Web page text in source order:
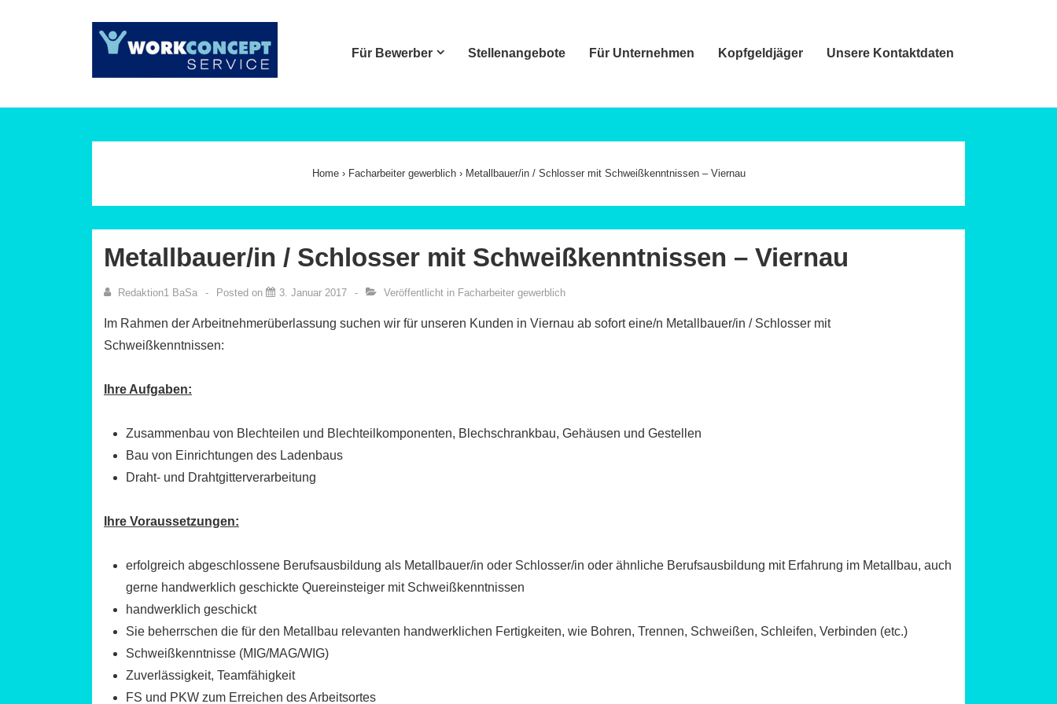
Für Bewerber Stellenangebote Für Unternehmen Kopfgeldjäger Unsere Kontaktdaten
Home › Facharbeiter gewerblich › Metallbauer/in / Schlosser mit Schweißkenntnissen – Viernau
Metallbauer/in / Schlosser mit Schweißkenntnissen – Viernau
Redaktion1 BaSa Posted on 3. Januar 2017 Veröffentlicht in Facharbeiter gewerblich
Im Rahmen der Arbeitnehmerüberlassung suchen wir für unseren Kunden in Viernau ab sofort eine/n Metallbauer/in / Schlosser mit
Schweißkenntnissen:
Ihre Aufgaben:
Zusammenbau von Blechteilen und Blechteilkomponenten, Blechschrankbau, Gehäusen und Gestellen
Bau von Einrichtungen des Ladenbaus
Draht- und Drahtgitterverarbeitung
Ihre Voraussetzungen:
erfolgreich abgeschlossene Berufsausbildung als Metallbauer/in oder Schlosser/in oder ähnliche Berufsausbildung mit Erfahrung im Metallbau, auch
gerne handwerklich geschickte Quereinsteiger mit Schweißkenntnissen
handwerklich geschickt
Sie beherrschen die für den Metallbau relevanten handwerklichen Fertigkeiten, wie Bohren, Trennen, Schweißen, Schleifen, Verbinden (etc.)
Schweißkenntnisse (MIG/MAG/WIG)
Zuverlässigkeit, Teamfähigkeit
FS und PKW zum Erreichen des Arbeitsortes